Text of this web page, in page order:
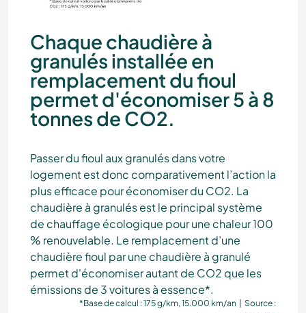
Chaque chaudière à
granulés installée en
remplacement du fioul
permet d'économiser 5 à 8
tonnes de CO2.
Passer du fioul aux granulés dans votre
logement est donc comparativement l’action la
plus efficace pour économiser du CO2. La
chaudière à granulés est le principal système
de chauffage écologique pour une chaleur 100
% renouvelable. Le remplacement d’une
chaudière fioul par une chaudière à granulé
permet d'économiser autant de CO2 que les
émissions de 3 voitures à essence*.
*Base de calcul : 175 g/km, 15.000 km/an | Source :